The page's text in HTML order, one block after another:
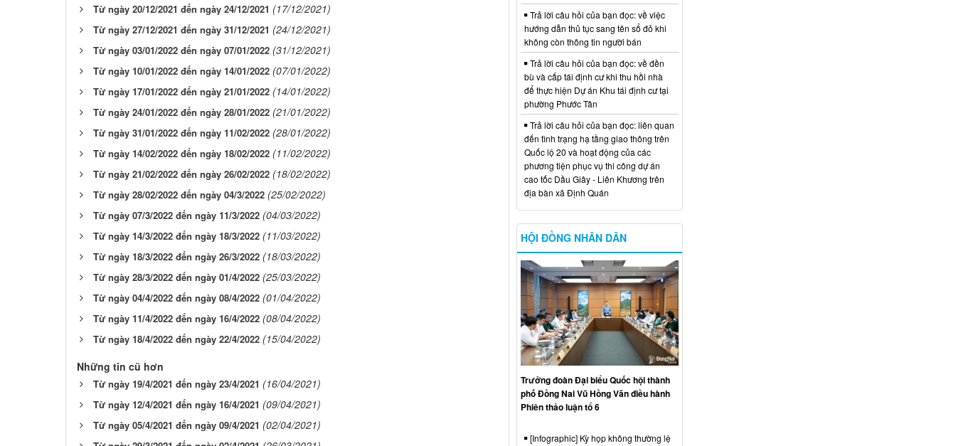
Từ ngày 20/12/2021 đến ngày 24/12/2021 (17/12/2021)
Từ ngày 27/12/2021 đến ngày 31/12/2021 (24/12/2021)
Từ ngày 03/01/2022 đến ngày 07/01/2022 (31/12/2021)
Từ ngày 10/01/2022 đến ngày 14/01/2022 (07/01/2022)
Từ ngày 17/01/2022 đến ngày 21/01/2022 (14/01/2022)
Từ ngày 24/01/2022 đến ngày 28/01/2022 (21/01/2022)
Từ ngày 31/01/2022 đến ngày 11/02/2022 (28/01/2022)
Từ ngày 14/02/2022 đến ngày 18/02/2022 (11/02/2022)
Từ ngày 21/02/2022 đến ngày 26/02/2022 (18/02/2022)
Từ ngày 28/02/2022 đến ngày 04/3/2022 (25/02/2022)
Từ ngày 07/3/2022 đến ngày 11/3/2022 (04/03/2022)
Từ ngày 14/3/2022 đến ngày 18/3/2022 (11/03/2022)
Từ ngày 18/3/2022 đến ngày 26/3/2022 (18/03/2022)
Từ ngày 28/3/2022 đến ngày 01/4/2022 (25/03/2022)
Từ ngày 04/4/2022 đến ngày 08/4/2022 (01/04/2022)
Từ ngày 11/4/2022 đến ngày 16/4/2022 (08/04/2022)
Từ ngày 18/4/2022 đến ngày 22/4/2022 (15/04/2022)
Những tin cũ hơn
Từ ngày 19/4/2021 đến ngày 23/4/2021 (16/04/2021)
Từ ngày 12/4/2021 đến ngày 16/4/2021 (09/04/2021)
Từ ngày 05/4/2021 đến ngày 09/4/2021 (02/04/2021)
Trả lời câu hỏi của bạn đọc: về việc
hướng dẫn thủ tục sang tên sổ đỏ khi
không còn thông tin người bán
Trả lời câu hỏi của bạn đọc: về đền
bù và cấp tái định cư khi thu hồi nhà
để thực hiện Dự án Khu tái định cư tại
phường Phước Tân
Trả lời câu hỏi của bạn đọc: liên quan
đến tình trạng hạ tầng giao thông trên
Quốc lộ 20 và hoạt động của các
phương tiện phục vụ thi công dự án
cao tốc Dầu Giây - Liên Khương trên
địa bàn xã Định Quán
HỘI ĐỒNG NHÂN DÂN
Trưởng đoàn Đại biểu Quốc hội thành
phố Đồng Nai Vũ Hồng Văn điều hành
Phiên thảo luận tổ 6
[Infographic] Kỳ họp không thường lệ